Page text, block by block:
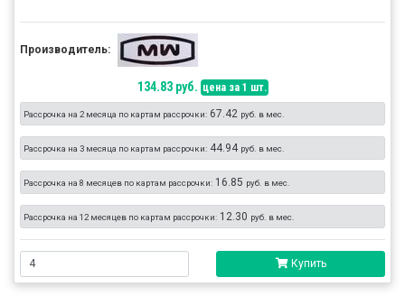
Производитель:
134.83 руб. цена за 1 шт.
Рассрочка на 2 месяца по картам рассрочки: 67.42 руб. в мес.
Рассрочка на 3 месяца по картам рассрочки: 44.94 руб. в мес.
Рассрочка на 8 месяцев по картам рассрочки: 16.85 руб. в мес.
Рассрочка на 12 месяцев по картам рассрочки: 12.30 руб. в мес.
Купить